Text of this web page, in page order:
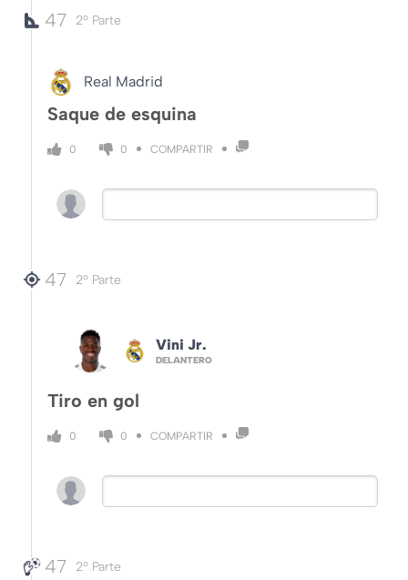
47 2º Parte
Real Madrid
Saque de esquina
0 0 COMPARTIR
47 2º Parte
Vini Jr.
DELANTERO
Tiro en gol
0 0 COMPARTIR
47 2º Parte